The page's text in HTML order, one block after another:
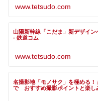
www.tetsudo.com
山陽新幹線「こだま」新デザイ
- 鉄道コム
www.tetsudo.com
名撮影地「モノサク」を極める
で おすすめ撮影ポイントと楽し